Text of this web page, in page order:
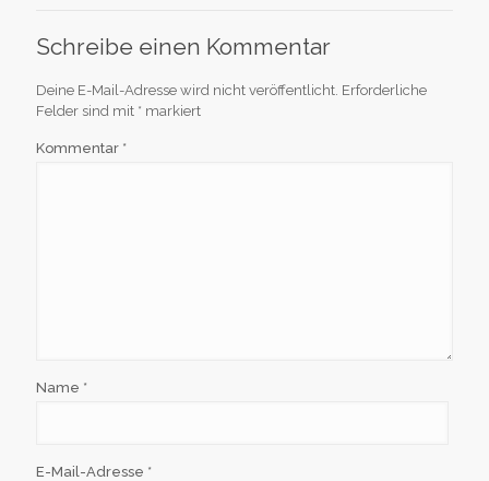
Schreibe einen Kommentar
Deine E-Mail-Adresse wird nicht veröffentlicht. Erforderliche
Felder sind mit * markiert
Kommentar *
Name *
E-Mail-Adresse *